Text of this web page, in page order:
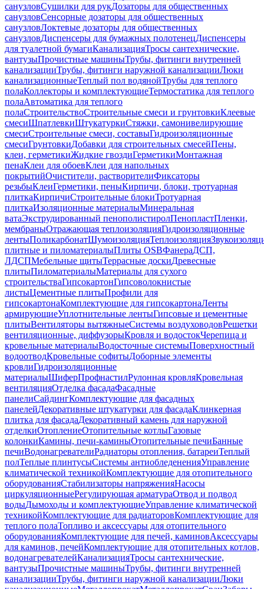
санузловСушилки для рукДозаторы для общественных
санузловСенсорные дозаторы для общественных
санузловЛоктевые дозаторы для общественных
санузловДиспенсеры для бумажных полотенецДиспенсеры
для туалетной бумагиКанализацияТросы сантехнические,
вантузыПрочистные машиныТрубы, фитинги внутренней
канализацииТрубы, фитинги наружной канализацииЛюки
канализационныеТеплый пол водянойТрубы для теплого
полаКоллекторы и комплектующиеТермостатика для теплого
полаАвтоматика для теплого
полаСтроительствоСтроительные смеси и грунтовкиКлеевые
смесиШпатлевкиШтукатуркиСтяжки, самонивелирующие
смесиСтроительные смеси, составыГидроизоляционные
смесиГрунтовкиДобавки для строительных смесейПены,
клеи, герметикиЖидкие гвоздиГерметикиМонтажная
пенаКлеи для обоевКлеи для напольных
покрытийОчистители, растворителиФиксаторы
резьбыКлеиГерметики, пеныКирпичи, блоки, тротуарная
плиткаКирпичиСтроительные блокиТротуарная
плиткаИзоляционные материалыМинеральная
ватаЭкструдированный пенополистиролПенопластПленки,
мембраныОтражающая теплоизоляцияГидроизоляционные
лентыПоликарбонатШумоизоляцияТеплоизоляция
плитные и пиломатериалыПлиты OSBФанераДСП,
ЛДСПМебельные щитыТеррасные доскиДревесные
плитыПиломатериалыМатериалы для сухого
строительстваГипсокартонГипсоволокнистые
листыЦементные плитыПрофили для
гипсокартонаКомплектующие для гипсокартонаЛенты
армирующиеУплотнительные лентыГипсовые и цементные
плитыВентиляторы вытяжныеСистемы воздуховодовРешетки
вентиляционные, диффузорыКровля и водостокЧерепица и
кровельные материалыВодосточные системыПоверхностный
водоотводКровельные софитыДоборные элементы
кровлиГидроизоляционные
материалыШиферПрофнастилРулонная кровляКровельная
вентиляцияОтделка фасадаФасадные
панелиСайдингКомплектующие для фасадных
панелейДекоративные штукатурки для фасадаКлинкерная
плитка для фасадаДекоративный камень для наружной
отделкиОтоплениеОтопительные котлыГазовые
колонкиКамины, печи-каминыОтопительные печиБанные
печиВодонагревателиРадиаторы отопления, батареиТеплый
полТеплые плинтусыСистемы антиобледененияУправление
климатической техникойКомплектующие для отопительного
оборудованияСтабилизаторы напряженияНасосы
циркуляционныеРегулирующая арматураОтвод и подвод
водыДымоходы и комплектующиеУправление климатической
техникойКомплектующие для радиаторовКомплектующие для
теплого полаТопливо и аксессуары для отопительного
оборудованияКомплектующие для печей, каминовАксессуары
для каминов, печейКомплектующие для отопительных котлов,
водонагревателейКанализацияТросы сантехнические,
вантузыПрочистные машиныТрубы, фитинги внутренней
канализацииТрубы, фитинги наружной канализацииЛюки